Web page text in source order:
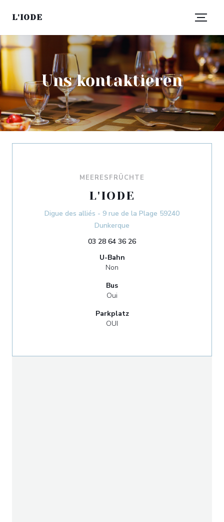
L'IODE
Uns kontaktieren
MEERESFRÜCHTE
L'IODE
Digue des alliés - 9 rue de la Plage 59240
Dunkerque
03 28 64 36 26
U-Bahn
Non
Bus
Oui
Parkplatz
OUI